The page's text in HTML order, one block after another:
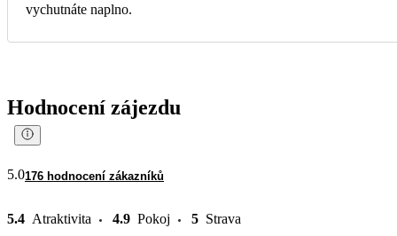
vychutnáte naplno.
Hodnocení zájezdu
5.0176 hodnocení zákazníků
5.4 Atraktivita 4.9 Pokoj 5 Strava